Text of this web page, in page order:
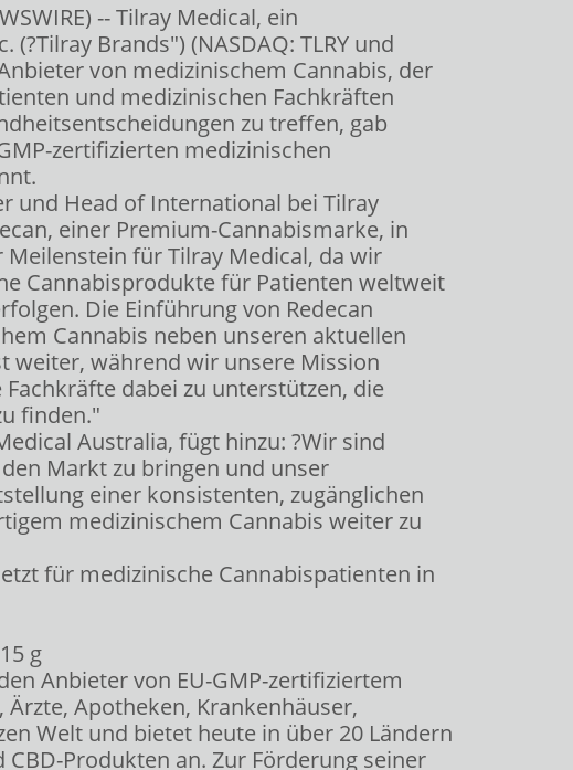
-- Tilray Medical, ein
Brands") (NASDAQ: TLRY und
von medizinischem Cannabis, der
und medizinischen Fachkräften
zu treffen, gab
zertifizierten medizinischen
und Head of International bei Tilray
einer Premium-Cannabismarke, in
für Tilray Medical, da wir
Cannabisprodukte für Patienten weltweit
Die Einführung von Redecan
Cannabis neben unseren aktuellen
weiter, während wir unsere Mission
dabei zu unterstützen, die
finden."
Australia, fügt hinzu: ?Wir sind
Markt zu bringen und unser
einer konsistenten, zugänglichen
medizinischem Cannabis weiter zu
für medizinische Cannabispatienten in
g
Anbieter von EU-GMP-zertifiziertem
Apotheken, Krankenhäuser,
Welt und bietet heute in über 20 Ländern
Produkten an. Zur Förderung seiner